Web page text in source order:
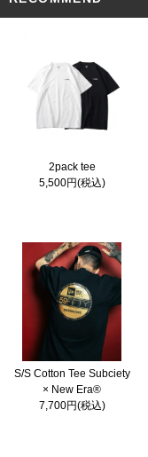
2pack tee
5,500円(税込)
S/S Cotton Tee Subciety
× New Era®
7,700円(税込)